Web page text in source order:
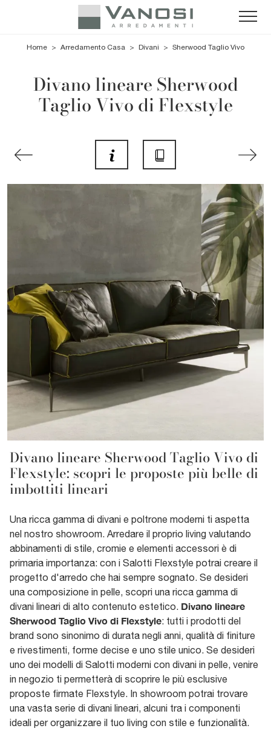
Home > Arredamento Casa > Divani > Sherwood Taglio Vivo
Divano lineare Sherwood
Taglio Vivo di Flexstyle
Divano lineare Sherwood Taglio Vivo di
Flexstyle: scopri le proposte più belle di
imbottiti lineari
Una ricca gamma di divani e poltrone moderni ti aspetta
nel nostro showroom. Arredare il proprio living valutando
abbinamenti di stile, cromie e elementi accessori è di
primaria importanza: con i Salotti Flexstyle potrai creare il
progetto d'arredo che hai sempre sognato. Se desideri
una composizione in pelle, scopri una ricca gamma di
divani lineari di alto contenuto estetico. Divano lineare
Sherwood Taglio Vivo di Flexstyle: tutti i prodotti del
brand sono sinonimo di durata negli anni, qualità di finiture
e rivestimenti, forme decise e uno stile unico. Se desideri
uno dei modelli di Salotti moderni con divani in pelle, venire
in negozio ti permetterà di scoprire le più esclusive
proposte firmate Flexstyle. In showroom potrai trovare
una vasta serie di divani lineari, alcuni tra i componenti
ideali per organizzare il tuo living con stile e funzionalità.